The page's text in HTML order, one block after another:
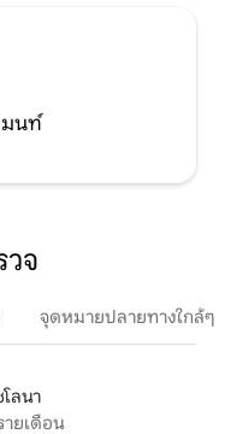
มนท์
จ
จุดหมายปลายทางใกล้ๆ
โลนา
ยเดือน